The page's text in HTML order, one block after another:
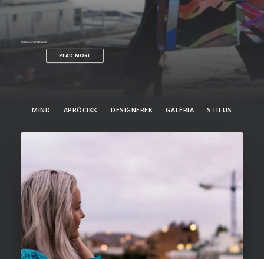
I will wear what I want
READ MORE
MIND APRÓCIKK DESIGNEREK GALÉRIA STÍLUS